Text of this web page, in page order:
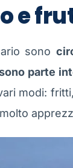
e
sono
parte
modi: